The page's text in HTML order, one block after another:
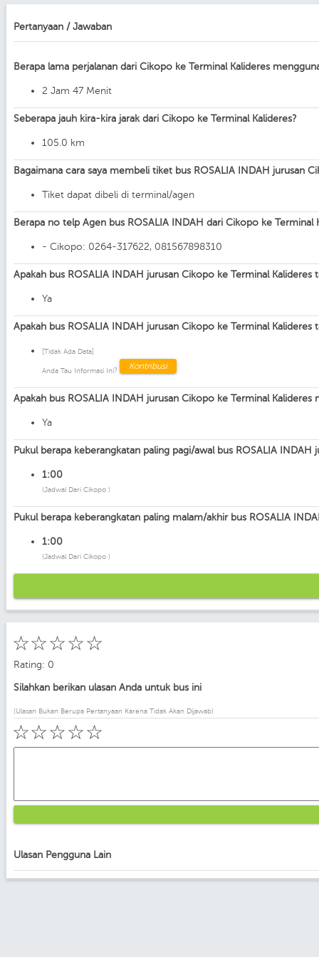
Pertanyaan / Jawaban
Berapa lama perjalanan dari Cikopo ke Terminal Kalideres
2 Jam 47 Menit
Seberapa jauh kira-kira jarak dari Cikopo ke Terminal Kalideres?
105.0 km
Bagaimana cara saya membeli tiket bus ROSALIA INDAH jurusan
Tiket dapat dibeli di terminal/agen
Berapa no telp Agen bus ROSALIA INDAH dari Cikopo ke Terminal
- Cikopo: 0264-317622, 081567898310
Apakah bus ROSALIA INDAH jurusan Cikopo ke Terminal Kalideres
Ya
Apakah bus ROSALIA INDAH jurusan Cikopo ke Terminal Kalideres
[Tidak Ada Data]
Anda Tau Informasi Ini? Kontribusi
Apakah bus ROSALIA INDAH jurusan Cikopo ke Terminal Kalideres
Ya
Pukul berapa keberangkatan paling pagi/awal bus ROSALIA INDAH
1:00
(Jadwal Dari Cikopo )
Pukul berapa keberangkatan paling malam/akhir bus ROSALIA
1:00
(Jadwal Dari Cikopo )
☆
☆
☆
☆
☆
Rating: 0
Silahkan berikan ulasan Anda untuk bus ini
(Ulasan Bukan Berupa Pertanyaan Karena Tidak Akan Dijawab)
☆
☆
☆
☆
☆
Ulasan Pengguna Lain